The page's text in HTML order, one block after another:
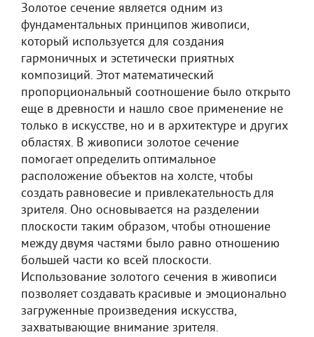
Золотое сечение является одним из
фундаментальных принципов живописи,
который используется для создания
гармоничных и эстетически приятных
композиций. Этот математический
пропорциональный соотношение было открыто
еще в древности и нашло свое применение не
только в искусстве, но и в архитектуре и других
областях. В живописи золотое сечение
помогает определить оптимальное
расположение объектов на холсте, чтобы
создать равновесие и привлекательность для
зрителя. Оно основывается на разделении
плоскости таким образом, чтобы отношение
между двумя частями было равно отношению
большей части ко всей плоскости.
Использование золотого сечения в живописи
позволяет создавать красивые и эмоционально
загруженные произведения искусства,
захватывающие внимание зрителя.